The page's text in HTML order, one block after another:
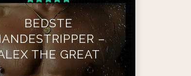
BEDSTE
–
THE GREAT